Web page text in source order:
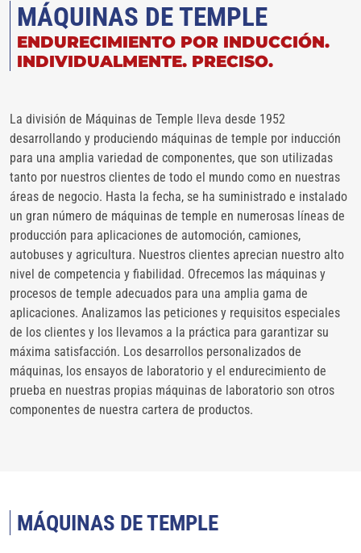
MÁQUINAS DE TEMPLE
ENDURECIMIENTO POR INDUCCIÓN.
INDIVIDUALMENTE. PRECISO.
La división de Máquinas de Temple lleva desde 1952
desarrollando y produciendo máquinas de temple por inducción
para una amplia variedad de componentes, que son utilizadas
tanto por nuestros clientes de todo el mundo como en nuestras
áreas de negocio. Hasta la fecha, se ha suministrado e instalado
un gran número de máquinas de temple en numerosas líneas de
producción para aplicaciones de automoción, camiones,
autobuses y agricultura. Nuestros clientes aprecian nuestro alto
nivel de competencia y fiabilidad. Ofrecemos las máquinas y
procesos de temple adecuados para una amplia gama de
aplicaciones. Analizamos las peticiones y requisitos especiales
de los clientes y los llevamos a la práctica para garantizar su
máxima satisfacción. Los desarrollos personalizados de
máquinas, los ensayos de laboratorio y el endurecimiento de
prueba en nuestras propias máquinas de laboratorio son otros
componentes de nuestra cartera de productos.
MÁQUINAS DE TEMPLE